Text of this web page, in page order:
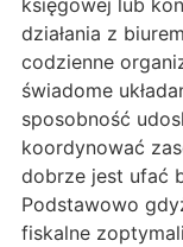
księgowej lub
działania z
codzienne
świadome
sposobność
koordynować
dobrze jest ufać
Podstawowo
fiskalne